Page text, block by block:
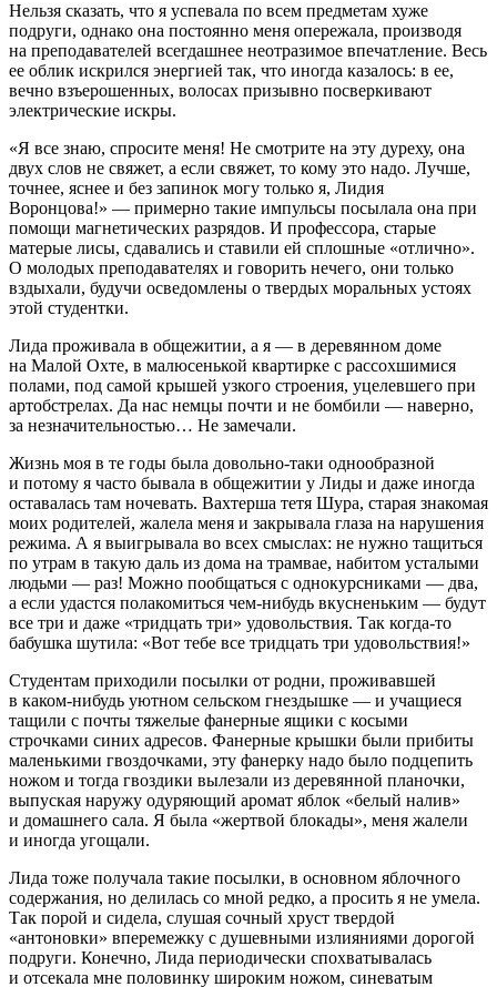
Нельзя сказать, что я успевала по всем предметам хуже
подруги, однако она постоянно меня опережала, производя
на преподавателей всегдашнее неотразимое впечатление. Весь
ее облик искрился энергией так, что иногда казалось: в ее,
вечно взъерошенных, волосах призывно посверкивают
электрические искры.
«Я все знаю, спросите меня! Не смотрите на эту дуреху, она
двух слов не свяжет, а если свяжет, то кому это надо. Лучше,
точнее, яснее и без запинок могу только я, Лидия
Воронцова!» — примерно такие импульсы посылала она при
помощи магнетических разрядов. И профессора, старые
матерые лисы, сдавались и ставили ей сплошные «отлично».
О молодых преподавателях и говорить нечего, они только
вздыхали, будучи осведомлены о твердых моральных устоях
этой студентки.
Лида проживала в общежитии, а я — в деревянном доме
на Малой Охте, в малюсенькой квартирке с рассохшимися
полами, под самой крышей узкого строения, уцелевшего при
артобстрелах. Да нас немцы почти и не бомбили — наверно,
за незначительностью… Не замечали.
Жизнь моя в те годы была довольно-таки однообразной
и потому я часто бывала в общежитии у Лиды и даже иногда
оставалась там ночевать. Вахтерша тетя Шура, старая знакомая
моих родителей, жалела меня и закрывала глаза на нарушения
режима. А я выигрывала во всех смыслах: не нужно тащиться
по утрам в такую даль из дома на трамвае, набитом усталыми
людьми — раз! Можно пообщаться с однокурсниками — два,
а если удастся полакомиться чем-нибудь вкусненьким — будут
все три и даже «тридцать три» удовольствия. Так когда-то
бабушка шутила: «Вот тебе все тридцать три удовольствия!»
Студентам приходили посылки от родни, проживавшей
в каком-нибудь уютном сельском гнездышке — и учащиеся
тащили с почты тяжелые фанерные ящики с косыми
строчками синих адресов. Фанерные крышки были прибиты
маленькими гвоздочками, эту фанерку надо было подцепить
ножом и тогда гвоздики вылезали из деревянной планочки,
выпуская наружу одуряющий аромат яблок «белый налив»
и домашнего сала. Я была «жертвой блокады», меня жалели
и иногда угощали.
Лида тоже получала такие посылки, в основном яблочного
содержания, но делилась со мной редко, а просить я не умела.
Так порой и сидела, слушая сочный хруст твердой
«антоновки» вперемежку с душевными излияниями дорогой
подруги. Конечно, Лида периодически спохватывалась
и отсекала мне половинку широким ножом, синеватым